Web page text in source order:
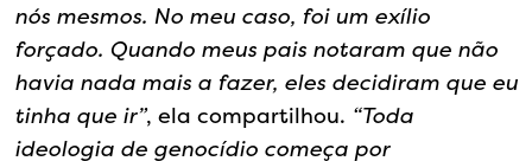
nós mesmos. No meu caso, foi um exílio
forçado. Quando meus pais notaram que não
havia nada mais a fazer, eles decidiram que eu
tinha que ir”, ela compartilhou. “Toda
ideologia de genocídio começa por